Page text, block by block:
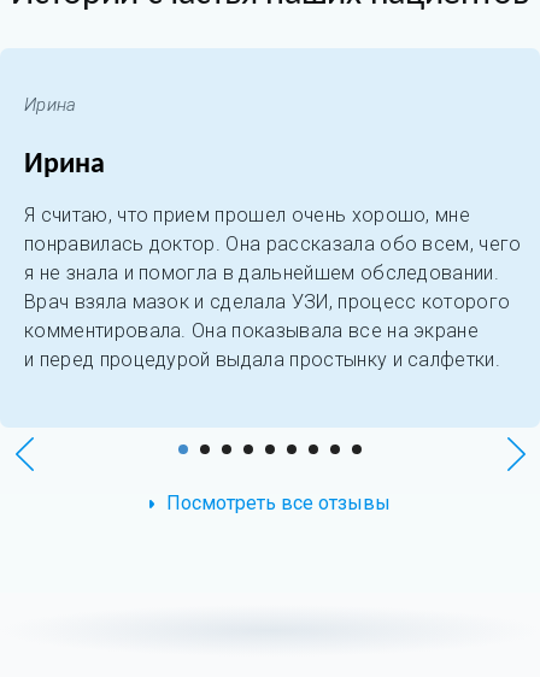
Ирина
Ирина
Я считаю, что прием прошел очень хорошо, мне
понравилась доктор. Она рассказала обо всем, чего
я не знала и помогла в дальнейшем обследовании.
Врач взяла мазок и сделала УЗИ, процесс которого
комментировала. Она показывала все на экране
и перед процедурой выдала простынку и салфетки.
Посмотреть все отзывы